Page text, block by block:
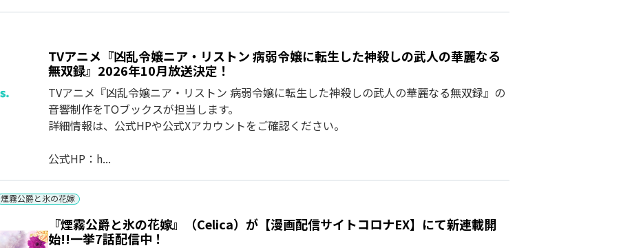
TVアニメ『凶乱令嬢ニア・リストン 病弱令嬢に転生した神殺しの武人の華麗なる
無双録』2026年10月放送決定！
TVアニメ『凶乱令嬢ニア・リストン 病弱令嬢に転生した神殺しの武人の華麗なる無双録』の
音響制作をTOブックスが担当します。
詳細情報は、公式HPや公式Xアカウントをご確認ください。
公式HP：h...
煙霧公爵と氷の花嫁
『煙霧公爵と氷の花嫁』（Celica）が【漫画配信サイトコロナEX】にて新連載開
始!!一挙7話配信中！